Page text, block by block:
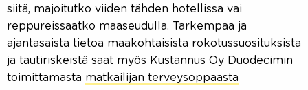
siitä, majoitutko viiden tähden hotellissa vai
reppureissaatko maaseudulla. Tarkempaa ja
ajantasaista tietoa maakohtaisista rokotussuosituksista
ja tautiriskeistä saat myös Kustannus Oy Duodecimin
toimittamasta matkailijan terveysoppaasta